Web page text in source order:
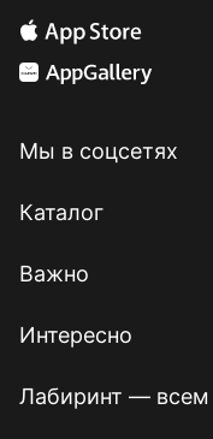
Мы в соцсетях
Каталог
Важно
Интересно
Лабиринт — всем